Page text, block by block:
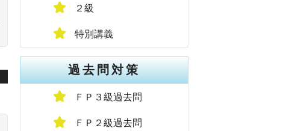
２級
特別講義
過去問対策
ＦＰ３級過去問
ＦＰ２級過去問